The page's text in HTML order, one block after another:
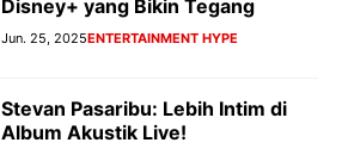
Disney+ yang Bikin Tegang
Jun. 25, 2025ENTERTAINMENT HYPE
Stevan Pasaribu: Lebih Intim di
Album Akustik Live!